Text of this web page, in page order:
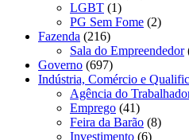
LGBT (1)
PG Sem Fome (2)
Fazenda (216)
Sala do Empreendedor
Governo (697)
Indústria, Comércio e
Agência do
Emprego (41)
Feira da Barão (8)
Investimento (6)